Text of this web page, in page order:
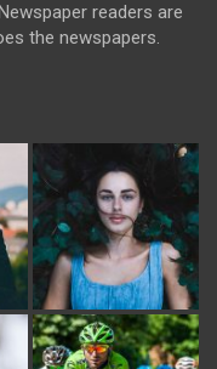
readers are
the newspapers.